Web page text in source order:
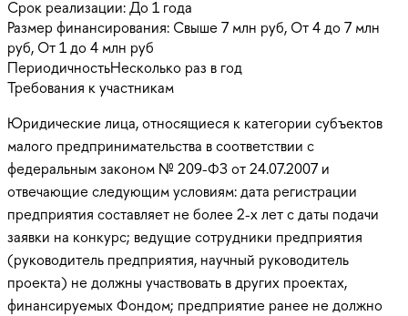
Срок реализации:До 1 года
Размер финансирования: Свыше 7 млн руб, От 4 до 7 млн
руб, От 1 до 4 млн руб
ПериодичностьНесколько раз в год
Требования к участникам
Юридические лица, относящиеся к категории субъектов
малого предпринимательства в соответствии с
федеральным законом № 209-ФЗ от 24.07.2007 и
отвечающие следующим условиям: дата регистрации
предприятия составляет не более 2-х лет с даты подачи
заявки на конкурс; ведущие сотрудники предприятия
(руководитель предприятия, научный руководитель
проекта) не должны участвовать в других проектах,
финансируемых Фондом; предприятие ранее не должно